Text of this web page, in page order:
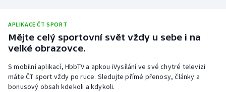
APLIKACE ČT SPORT
Mějte celý sportovní svět vždy u sebe i na
velké obrazovce.
S mobilní aplikací, HbbTV a apkou iVysílání ve své chytré televizi
máte ČT sport vždy po ruce. Sledujte přímé přenosy, články a
bonusový obsah kdekoli a kdykoli.